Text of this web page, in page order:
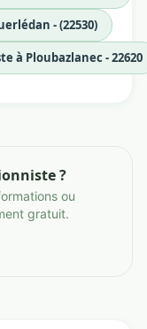
- (22530)
Ploubazlanec - 22620
?
ou
gratuit.